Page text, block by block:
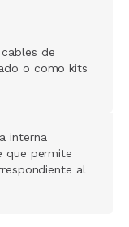
de
o como kits
interna
que permite
al